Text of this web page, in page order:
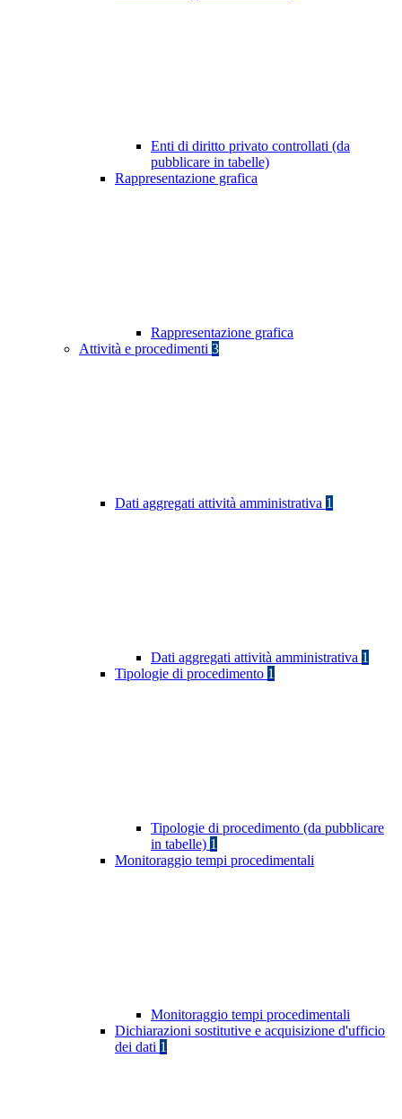
Enti di diritto privato controllati (da
pubblicare in tabelle)
Rappresentazione grafica
Rappresentazione grafica
Attività e procedimenti 3
Dati aggregati attività amministrativa 1
Dati aggregati attività amministrativa 1
Tipologie di procedimento 1
Tipologie di procedimento (da pubblicare
in tabelle) 1
Monitoraggio tempi procedimentali
Monitoraggio tempi procedimentali
Dichiarazioni sostitutive e acquisizione d'ufficio
dei dati 1